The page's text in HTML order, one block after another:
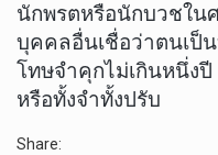
นักพรตหรือนักบวชใน
บุคคลอื่นเชื่อว่าตนเป็
โทษจำคุกไม่เกินหนึ่ง
หรือทั้งจำทั้งปรับ
Share: